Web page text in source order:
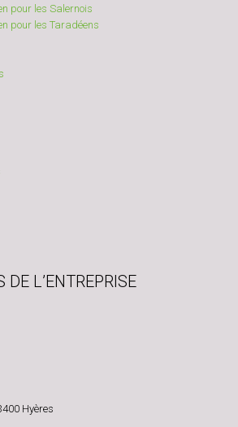
pour les Salernois
pour les Taradéens
DE L’ENTREPRISE
Hyères